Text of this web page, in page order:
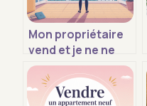
Mon propriétaire
vend et je ne ne
trouve pas de
logement que faire